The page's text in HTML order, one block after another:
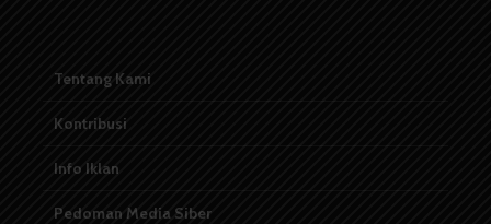
Tentang Kami
Kontribusi
Info Iklan
Pedoman Media Siber